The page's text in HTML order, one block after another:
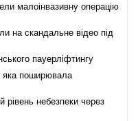
малоінвазивну операцію
на скандальне відео під
пауерліфтингу
яка поширювала
рівень небезпеки через